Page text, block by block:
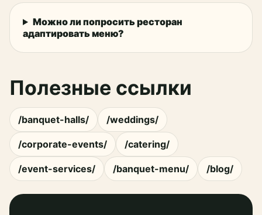
Можно ли попросить ресторан
адаптировать меню?
Полезные ссылки
/banquet-halls/ /weddings/
/corporate-events/ /catering/
/event-services/ /banquet-menu/ /blog/